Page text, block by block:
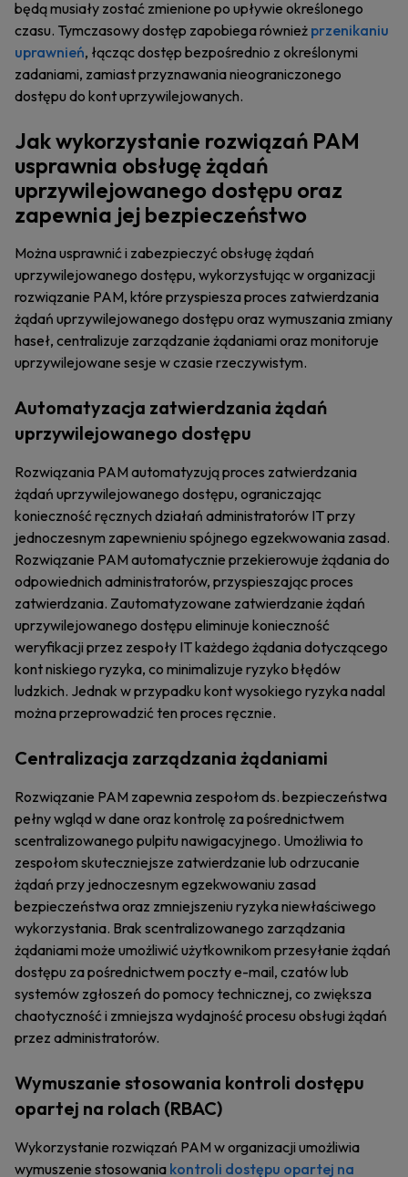
będą musiały zostać zmienione po upływie określonego
czasu. Tymczasowy dostęp zapobiega również przenikaniu
uprawnień, łącząc dostęp bezpośrednio z określonymi
zadaniami, zamiast przyznawania nieograniczonego
dostępu do kont uprzywilejowanych.
Jak wykorzystanie rozwiązań PAM
usprawnia obsługę żądań
uprzywilejowanego dostępu oraz
zapewnia jej bezpieczeństwo
Można usprawnić i zabezpieczyć obsługę żądań
uprzywilejowanego dostępu, wykorzystując w organizacji
rozwiązanie PAM, które przyspiesza proces zatwierdzania
żądań uprzywilejowanego dostępu oraz wymuszania zmiany
haseł, centralizuje zarządzanie żądaniami oraz monitoruje
uprzywilejowane sesje w czasie rzeczywistym.
Automatyzacja zatwierdzania żądań
uprzywilejowanego dostępu
Rozwiązania PAM automatyzują proces zatwierdzania
żądań uprzywilejowanego dostępu, ograniczając
konieczność ręcznych działań administratorów IT przy
jednoczesnym zapewnieniu spójnego egzekwowania zasad.
Rozwiązanie PAM automatycznie przekierowuje żądania do
odpowiednich administratorów, przyspieszając proces
zatwierdzania. Zautomatyzowane zatwierdzanie żądań
uprzywilejowanego dostępu eliminuje konieczność
weryfikacji przez zespoły IT każdego żądania dotyczącego
kont niskiego ryzyka, co minimalizuje ryzyko błędów
ludzkich. Jednak w przypadku kont wysokiego ryzyka nadal
można przeprowadzić ten proces ręcznie.
Centralizacja zarządzania żądaniami
Rozwiązanie PAM zapewnia zespołom ds. bezpieczeństwa
pełny wgląd w dane oraz kontrolę za pośrednictwem
scentralizowanego pulpitu nawigacyjnego. Umożliwia to
zespołom skuteczniejsze zatwierdzanie lub odrzucanie
żądań przy jednoczesnym egzekwowaniu zasad
bezpieczeństwa oraz zmniejszeniu ryzyka niewłaściwego
wykorzystania. Brak scentralizowanego zarządzania
żądaniami może umożliwić użytkownikom przesyłanie żądań
dostępu za pośrednictwem poczty e-mail, czatów lub
systemów zgłoszeń do pomocy technicznej, co zwiększa
chaotyczność i zmniejsza wydajność procesu obsługi żądań
przez administratorów.
Wymuszanie stosowania kontroli dostępu
opartej na rolach (RBAC)
Wykorzystanie rozwiązań PAM w organizacji umożliwia
wymuszenie stosowania kontroli dostępu opartej na